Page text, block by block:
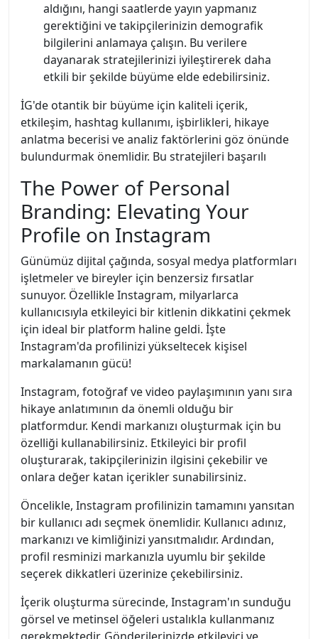
aldığını, hangi saatlerde yayın yapmanız
gerektiğini ve takipçilerinizin demografik
bilgilerini anlamaya çalışın. Bu verilere
dayanarak stratejilerinizi iyileştirerek daha
etkili bir şekilde büyüme elde edebilirsiniz.
İG'de otantik bir büyüme için kaliteli içerik,
etkileşim, hashtag kullanımı, işbirlikleri, hikaye
anlatma becerisi ve analiz faktörlerini göz önünde
bulundurmak önemlidir. Bu stratejileri başarılı
The Power of Personal
Branding: Elevating Your
Profile on Instagram
Günümüz dijital çağında, sosyal medya platformları
işletmeler ve bireyler için benzersiz fırsatlar
sunuyor. Özellikle Instagram, milyarlarca
kullanıcısıyla etkileyici bir kitlenin dikkatini çekmek
için ideal bir platform haline geldi. İşte
Instagram'da profilinizi yükseltecek kişisel
markalamanın gücü!
Instagram, fotoğraf ve video paylaşımının yanı sıra
hikaye anlatımının da önemli olduğu bir
platformdur. Kendi markanızı oluşturmak için bu
özelliği kullanabilirsiniz. Etkileyici bir profil
oluşturarak, takipçilerinizin ilgisini çekebilir ve
onlara değer katan içerikler sunabilirsiniz.
Öncelikle, Instagram profilinizin tamamını yansıtan
bir kullanıcı adı seçmek önemlidir. Kullanıcı adınız,
markanızı ve kimliğinizi yansıtmalıdır. Ardından,
profil resminizi markanızla uyumlu bir şekilde
seçerek dikkatleri üzerinize çekebilirsiniz.
İçerik oluşturma sürecinde, Instagram'ın sunduğu
görsel ve metinsel öğeleri ustalıkla kullanmanız